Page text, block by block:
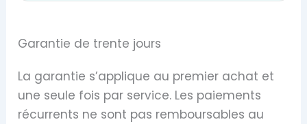
Garantie de trente jours
La garantie s’applique au premier achat et
une seule fois par service. Les paiements
récurrents ne sont pas remboursables au